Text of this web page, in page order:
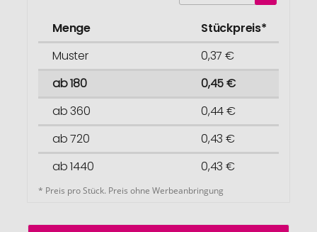
Menge
Stückpreis*
Muster
0,37 €
ab 180
0,45 €
ab 360
0,44 €
ab 720
0,43 €
ab 1440
0,43 €
* Preis pro Stück. Preis ohne Werbeanbringung